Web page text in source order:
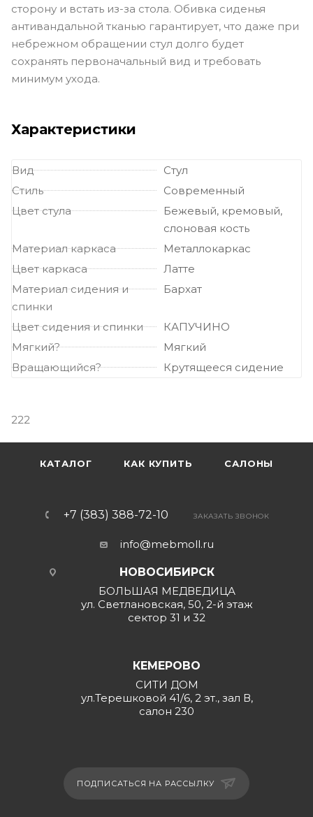
сторону и встать из-за стола. Обивка сиденья
антивандальной тканью гарантирует, что даже при
небрежном обращении стул долго будет
сохранять первоначальный вид и требовать
минимум ухода.
Характеристики
Вид
Стул
Стиль
Современный
Цвет стула
Бежевый, кремовый,
слоновая кость
Материал каркаса
Металлокаркас
Цвет каркаса
Латте
Материал сидения и
спинки
Бархат
Цвет сидения и спинки
КАПУЧИНО
Мягкий?
Мягкий
Вращающийся?
Крутящееся сидение
222
КАТАЛОГ КАК КУПИТЬ САЛОНЫ
+7 (383) 388-72-10 ЗАКАЗАТЬ ЗВОНОК
info@mebmoll.ru
НОВОСИБИРСК
БОЛЬШАЯ МЕДВЕДИЦА
ул. Светлановская, 50, 2-й этаж
сектор 31 и 32
КЕМЕРОВО
СИТИ ДОМ
ул.Терешковой 41/6, 2 эт., зал В,
салон 230
ПОДПИСАТЬСЯ НА РАССЫЛКУ